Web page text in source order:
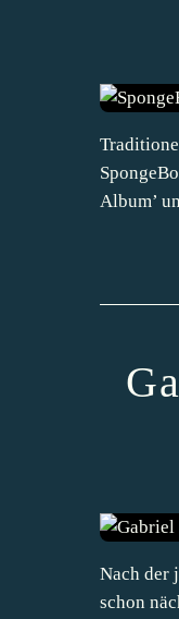
Album’
Nach der
schon